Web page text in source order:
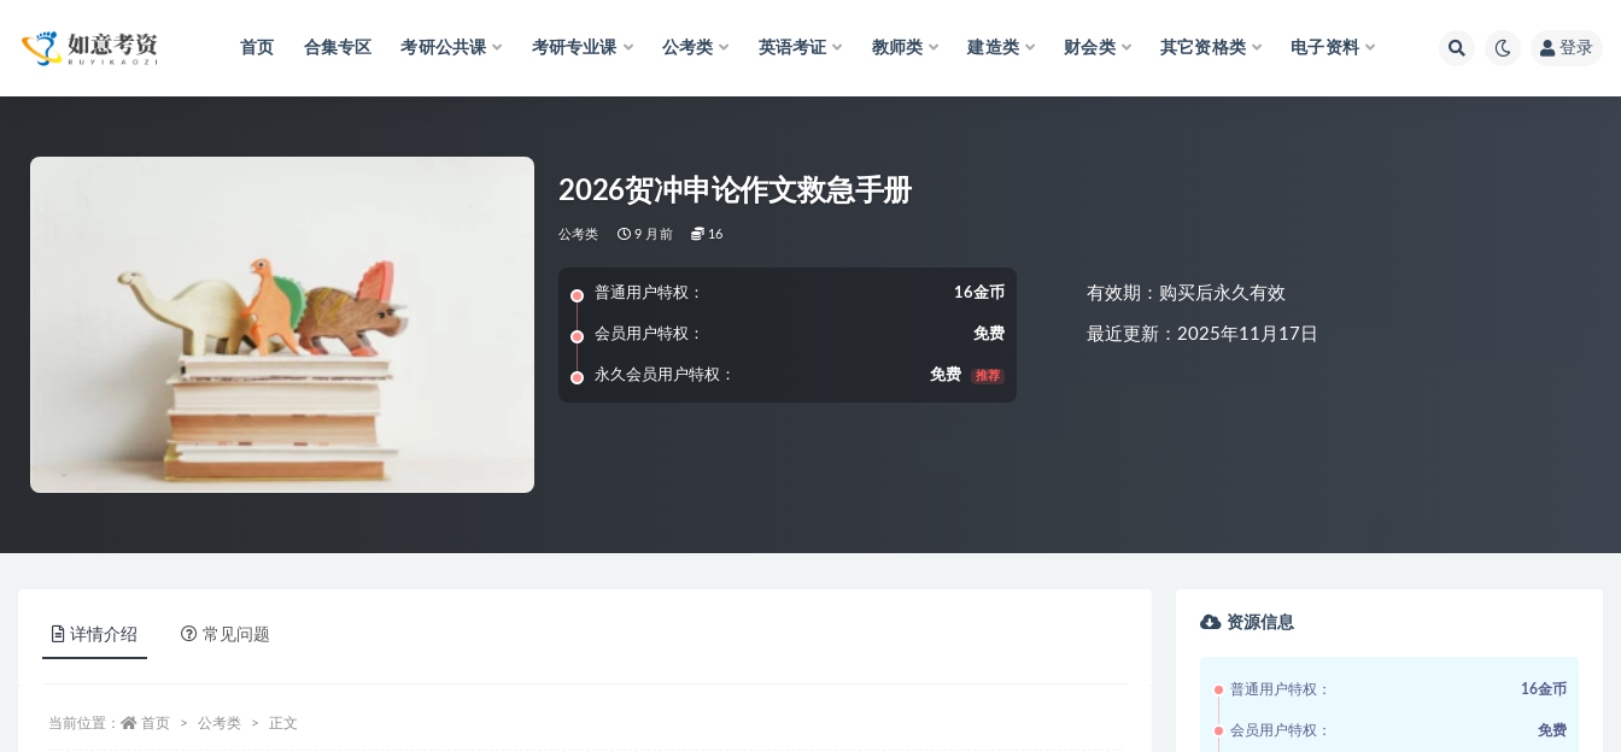
首页 合集专区 考研公共课 考研专业课 公考类 英语考证 教师类 建造类 财会类 其它资格类 电子资料 登录
2026贺冲申论作文救急手册
公考类 9 月前 16
普通用户特权： 16金币
会员用户特权： 免费
永久会员用户特权： 免费 推荐
有效期：购买后永久有效
最近更新：2025年11月17日
详情介绍 常见问题
当前位置： 首页 公考类 正文
资源信息
普通用户特权： 16金币
会员用户特权： 免费